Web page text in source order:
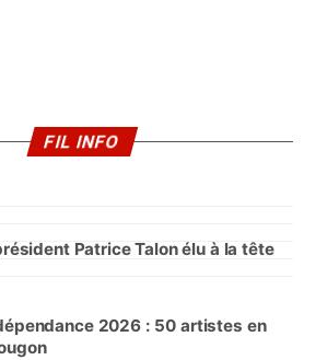
FIL INFO
Patrice Talon élu à la tête
2026 : 50 artistes en